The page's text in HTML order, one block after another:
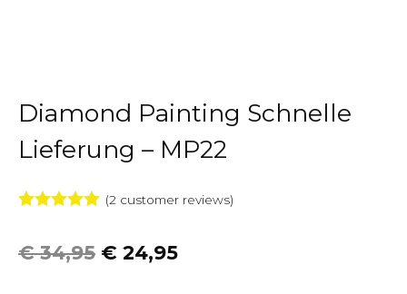
Diamond Painting Schnelle
Lieferung – MP22
(2 customer reviews)
€34,95 € 24,95